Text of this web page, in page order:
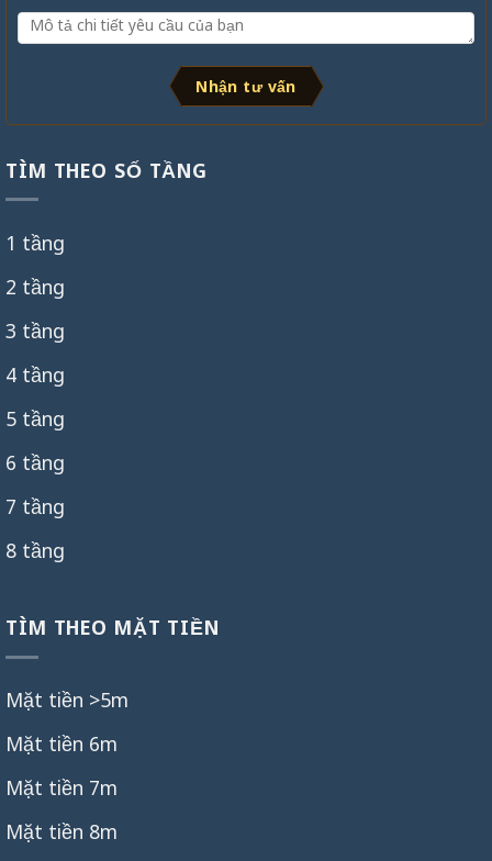
Nhận tư vấn
TÌM THEO SỐ TẦNG
1 tầng
2 tầng
3 tầng
4 tầng
5 tầng
6 tầng
7 tầng
8 tầng
TÌM THEO MẶT TIỀN
Mặt tiền >5m
Mặt tiền 6m
Mặt tiền 7m
Mặt tiền 8m